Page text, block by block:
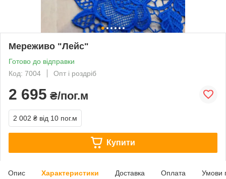
Мереживо "Лейс"
Готово до відправки
Код: 7004
Опт і роздріб
2 695 ₴/пог.м
2 002 ₴ від 10 пог.м
Купити
Опис Характеристики Доставка Оплата Умови